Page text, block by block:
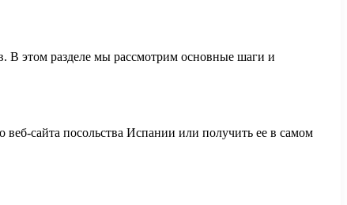
В этом разделе мы рассмотрим основные шаги и
сайта посольства Испании или получить ее в самом